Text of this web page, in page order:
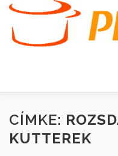
Tovább
tartalomhoz
KEZDŐOLDAL
CÍMKE:
KUTTEREK